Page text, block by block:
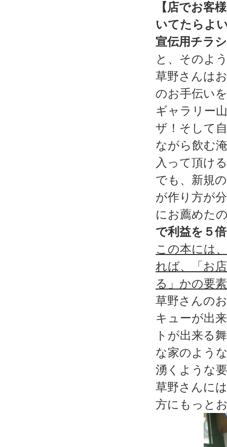
【店でお客
いてたらよ
宣伝用チラ
と、そのよ
草野さんは
のお手伝い
ギャラリー
ザ！そして
ながら飲む
入って頂け
でも、新規
が作り方が
にお薦めた
で利益を５
この本には
れば、「お
る」かの要
草野さんの
キューが出
トが出来る
な家のよう
湧くような
草野さんに
方にもっと